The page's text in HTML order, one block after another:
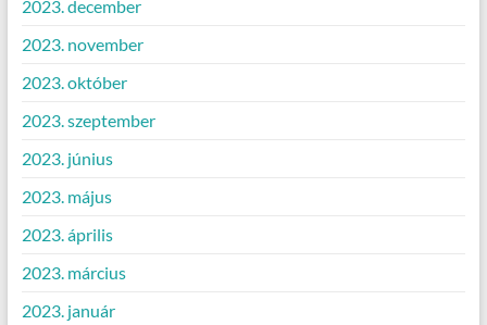
2023. december
2023. november
2023. október
2023. szeptember
2023. június
2023. május
2023. április
2023. március
2023. január